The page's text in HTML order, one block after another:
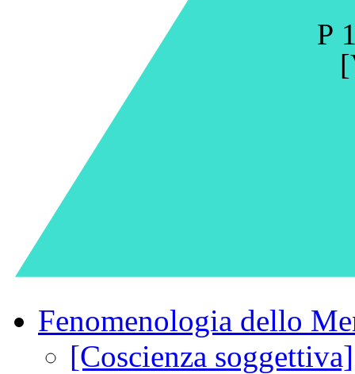
P
Fenomenologia dello
[Coscienza soggettiva]